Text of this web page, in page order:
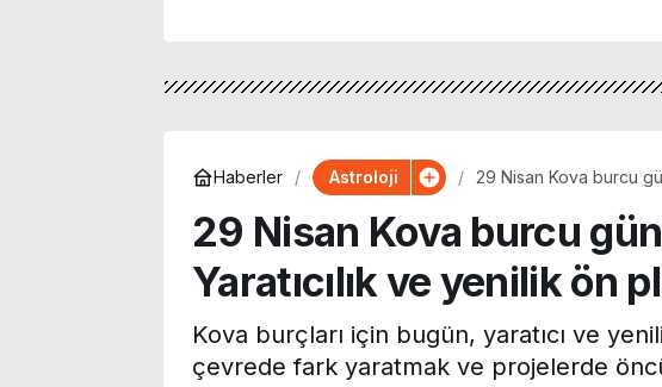
Haberler Astroloji 29 Nisan Kova burcu
29 Nisan Kova burcu
Yaratıcılık ve yenilik ön
Kova burçları için bugün, yaratıcı ve
çevrede fark yaratmak ve projelerde